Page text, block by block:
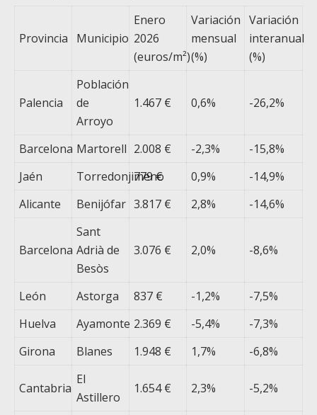
Provincia Municipio
Enero
2026
(euros/m²)
Variación
mensual
(%)
Variación
interanual
(%)
Palencia
Población
de
Arroyo
1.467 € 0,6% -26,2%
Barcelona Martorell 2.008 € -2,3%
-15,8%
Jaén
Torredonjimeno
779 € 0,9%
-14,9%
Alicante
Benijófar 3.817 € 2,8% -14,6%
Barcelona
Sant
Adrià de
Besòs
3.076 € 2,0% -8,6%
León Astorga 837 € -1,2%
-7,5%
Huelva
Ayamonte 2.369 € -5,4%
-7,3%
Girona
Blanes 1.948 € 1,7% -6,8%
Cantabria
El
Astillero
1.654 € 2,3% -5,2%